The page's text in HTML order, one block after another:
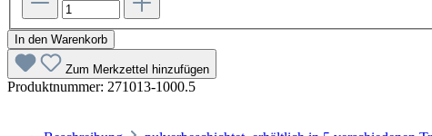
In den Warenkorb
Zum Merkzettel hinzufügen
Produktnummer: 271013-1000.5